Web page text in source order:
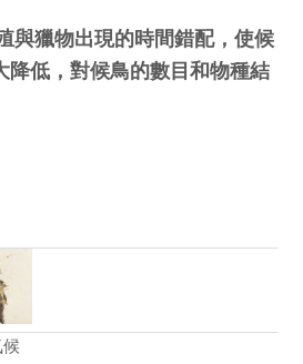
與獵物出現的時間錯配，使候
降低，對候鳥的數目和物種結